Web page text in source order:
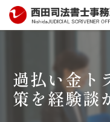
過払い金ト
策を経験談